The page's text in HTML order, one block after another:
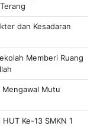
dan Kesadaran
Memberi Ruang
Mutu
Ke-13 SMKN 1